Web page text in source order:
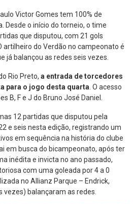
Victor Gomes tem 100% de
Desde o início do torneio, o time
que disputou, com 21 gols
artilheiro do Verdão no campeonato é
já balançou as redes seis vezes.
Rio Preto, a entrada de torcedores
para o jogo desta quarta . O acesso
B, F e J do Bruno José Daniel.
12 partidas que disputou pela
e seis nesta edição, registrando um
em sequência na história do clube
em busca do bicampeonato, após ter
inédita e invicta no ano passado,
com uma goleada por 4 a 0
no Allianz Parque – Endrick,
vezes) balançaram as redes.